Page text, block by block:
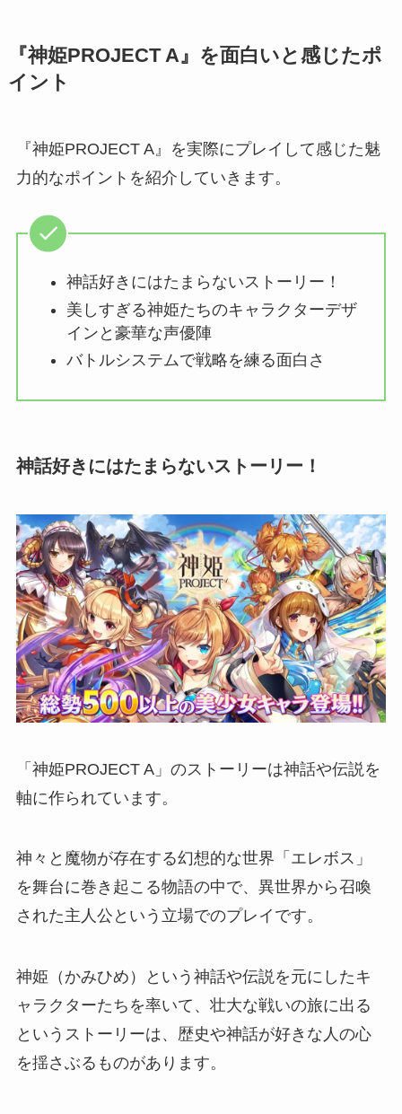
『神姫PROJECT A』を面白いと感じたポ
イント
『神姫PROJECT A』を実際にプレイして感じた魅
力的なポイントを紹介していきます。
神話好きにはたまらないストーリー！
美しすぎる神姫たちのキャラクターデザ
インと豪華な声優陣
バトルシステムで戦略を練る面白さ
神話好きにはたまらないストーリー！
「神姫PROJECT A」のストーリーは神話や伝説を
軸に作られています。
神々と魔物が存在する幻想的な世界「エレボス」
を舞台に巻き起こる物語の中で、異世界から召喚
された主人公という立場でのプレイです。
神姫（かみひめ）という神話や伝説を元にしたキ
ャラクターたちを率いて、壮大な戦いの旅に出る
というストーリーは、歴史や神話が好きな人の心
を揺さぶるものがあります。